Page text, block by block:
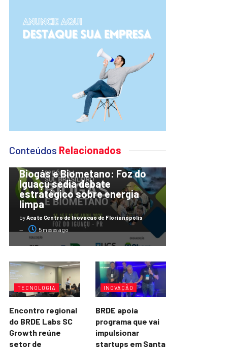
Conteúdos Relacionados
INOVAÇÃO
Biogás e Biometano: Foz do
Iguaçu sedia debate
estratégico sobre energia
limpa
byAcate Centro de Inovacao de Florianopolis
5 meses ago
TECNOLOGIA
Encontro regional
do BRDE Labs SC
Growth reúne
setor de
INOVAÇÃO
BRDE apoia
programa que vai
impulsionar
startups em Santa